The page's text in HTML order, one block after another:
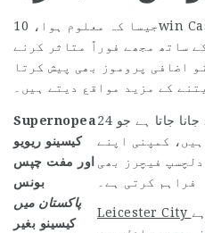
جیسا کہ معلوم ہوا، 10win Casino نے شروع ہی سے اپنے
ساتھ مجھے فوراً متاثر کرنے
اضافی پروموز بھی پیش کرتا
کے مزید مواقع دیتے ہیں۔
Supernopea
کیسینو ریویو
اور مفت چپس
بونس
یہ اپنی آسان کیش آؤٹس کے لیے جانا جاتا ہے جو 24
کمپنی اپنے
فیچرز بھی
فراہم کرتی ہے۔
پاکستان میں
کیسینو بغیر
ہے